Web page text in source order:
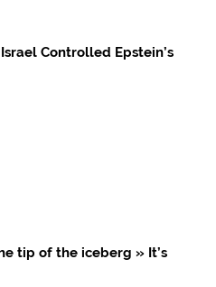
Controlled Epstein’s
tip of the iceberg » It’s